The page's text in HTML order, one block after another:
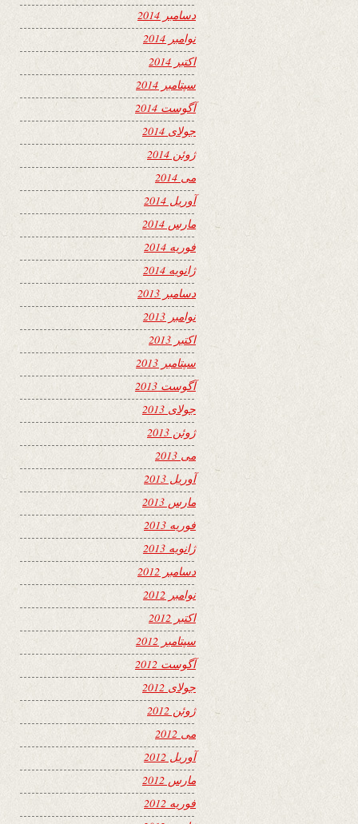
دسامبر 2014
نوامبر 2014
اکتبر 2014
سپتامبر 2014
آگوست 2014
جولای 2014
ژوئن 2014
می 2014
آوریل 2014
مارس 2014
فوریه 2014
ژانویه 2014
دسامبر 2013
نوامبر 2013
اکتبر 2013
سپتامبر 2013
آگوست 2013
جولای 2013
ژوئن 2013
می 2013
آوریل 2013
مارس 2013
فوریه 2013
ژانویه 2013
دسامبر 2012
نوامبر 2012
اکتبر 2012
سپتامبر 2012
آگوست 2012
جولای 2012
ژوئن 2012
می 2012
آوریل 2012
مارس 2012
فوریه 2012